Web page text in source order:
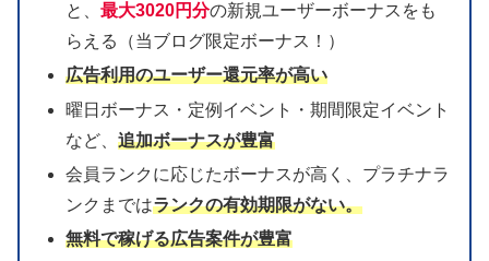
と、 最大3020円分の新規ユーザーボーナスをも
らえる（当ブログ限定ボーナス！）
広告利用のユーザー還元率が高い
曜日ボーナス・定例イベント・期間限定イベント
など、 追加ボーナスが豊富
会員ランクに応じたボーナスが高く、プラチナラ
ンクまではランクの有効期限がない。
無料で稼げる広告案件が豊富